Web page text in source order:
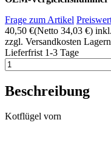
Frage zum Artikel
40,50 €(Netto 34,03 €)
zzgl. Versandkosten
Lieferfrist 1-3 Tage
Beschreibung
Kotflügel vorn